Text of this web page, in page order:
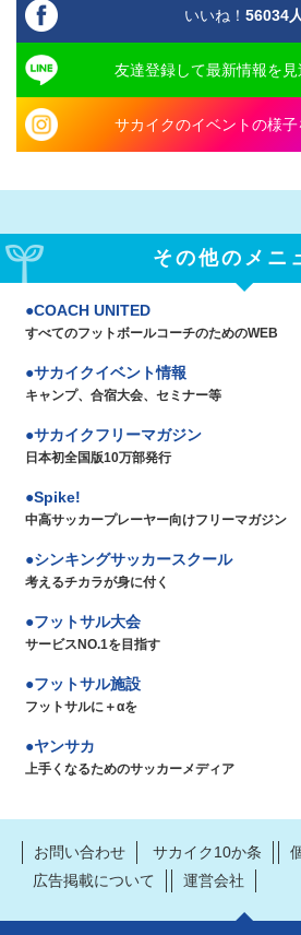
いいね！ 56034人
友達登録して最新情報を見
サカイクのイベントの様子
その他のメニ
COACH UNITED
すべてのフットボールコーチのためのWEB
サカイクイベント情報
キャンプ、合宿大会、セミナー等
サカイクフリーマガジン
日本初全国版10万部発行
Spike!
中高サッカープレーヤー向けフリーマガジン
シンキングサッカースクール
考えるチカラが身に付く
フットサル大会
サービスNO.1を目指す
フットサル施設
フットサルに＋αを
ヤンサカ
上手くなるためのサッカーメディア
お問い合わせ サカイク10か条
広告掲載について
運営会社